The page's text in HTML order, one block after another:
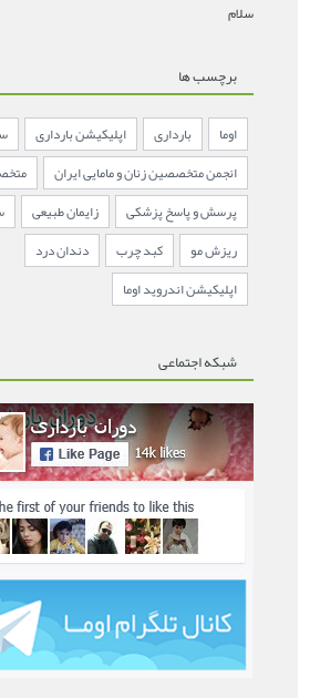
سلام
برچسب ها
اوما بارداری اپلیکیشن بارداری
انجمن متخصصین زنان و مامایی ایران
پرسش و پاسخ پزشکی
زایمان طبیعی
ریزش مو
کبد چرب
دندان درد
اپلیکیشن اندروید اوما
شبکه اجتماعی